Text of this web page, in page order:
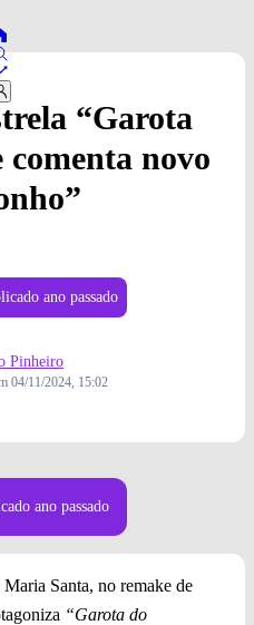
“Garota
novo
ano passado
Pinheiro
04/11/2024, 15:02
ano passado
Santa, no remake de
“Garota do